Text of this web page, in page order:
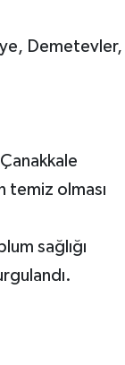
Demetevler,
temiz olması
sağlığı